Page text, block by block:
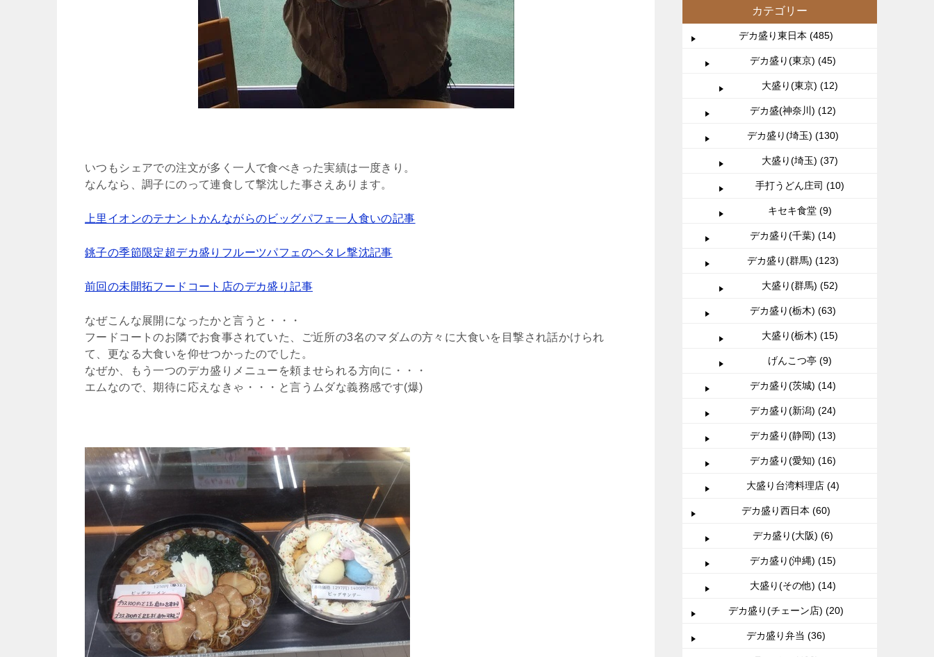
いつもシェアでの注文が多く一人で食べきった実績は一度きり。
なんなら、調子にのって連食して撃沈した事さえあります。
上里イオンのテナントかんながらのビッグパフェ一人食いの記事
銚子の季節限定超デカ盛りフルーツパフェのヘタレ撃沈記事
前回の未開拓フードコート店のデカ盛り記事
なぜこんな展開になったかと言うと・・・
フードコートのお隣でお食事されていた、ご近所の3名のマダムの方々に大食いを目撃され話かけられ
て、更なる大食いを仰せつかったのでした。
なぜか、もう一つのデカ盛りメニューを頼ませられる方向に・・・
エムなので、期待に応えなきゃ・・・と言うムダな義務感です(爆)
カテゴリー
デカ盛り東日本 (485)
デカ盛り(東京) (45)
大盛り(東京) (12)
デカ盛(神奈川) (12)
デカ盛り(埼玉) (130)
大盛り(埼玉) (37)
手打うどん庄司 (10)
キセキ食堂 (9)
デカ盛り(千葉) (14)
デカ盛り(群馬) (123)
大盛り(群馬) (52)
デカ盛り(栃木) (63)
大盛り(栃木) (15)
げんこつ亭 (9)
デカ盛り(茨城) (14)
デカ盛り(新潟) (24)
デカ盛り(静岡) (13)
デカ盛り(愛知) (16)
大盛り台湾料理店 (4)
デカ盛り西日本 (60)
デカ盛り(大阪) (6)
デカ盛り(沖縄) (15)
大盛り(その他) (14)
デカ盛り(チェーン店) (20)
デカ盛り弁当 (36)